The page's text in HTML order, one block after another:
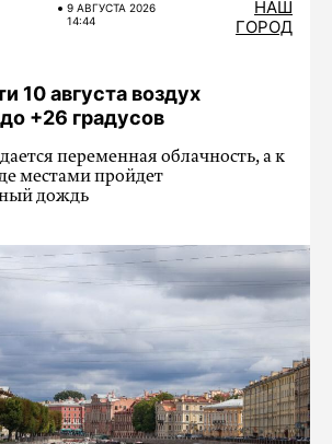
9 АВГУСТА 2026
14:44
НАШ
ГОРОД
10 августа воздух
+26 градусов
переменная облачность, а к
местами пройдет
дождь